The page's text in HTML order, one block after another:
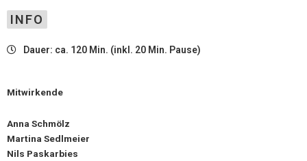
INFO
Dauer: ca. 120 Min. (inkl. 20 Min. Pause)
Mitwirkende
Anna Schmölz
Martina Sedlmeier
Nils Paskarbies